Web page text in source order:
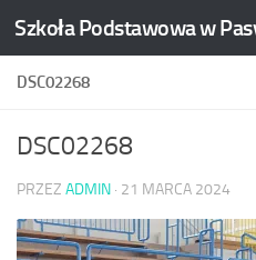
Skip to content
DSC02268
DSC02268
PRZEZ ADMIN · 21 MARCA 2024